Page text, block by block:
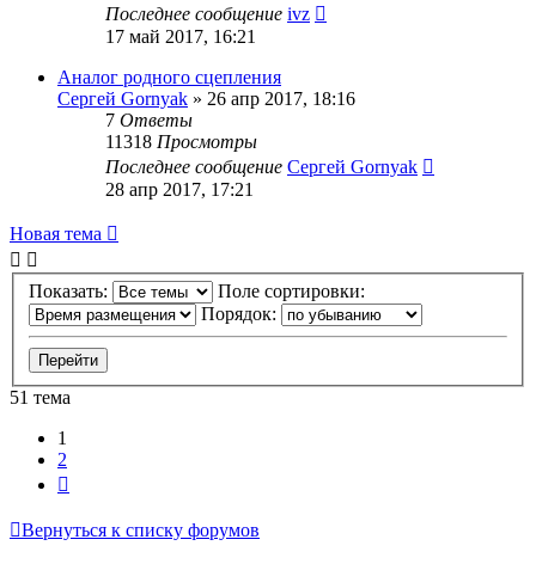
Последнее сообщение ivz
17 май 2017, 16:21
Аналог родного сцепления
Сергей Gornyak » 26 апр 2017, 18:16
7 Ответы
11318 Просмотры
Последнее сообщение Сергей Gornyak
28 апр 2017, 17:21
Новая тема
Показать:
Поле сортировки:
Порядок:
51 тема
1
2
Вернуться к списку форумов